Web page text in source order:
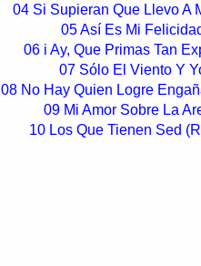
04 Si Supieran Que Llevo A
05 Así Es Mi
06 i Ay, Que Primas Tan
07 Sólo El Viento Y
08 No Hay Quien Logre
09 Mi Amor Sobre La
10 Los Que Tienen Sed